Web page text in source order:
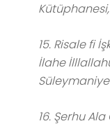
15. Risale fi
İlahe
16. Şerhu